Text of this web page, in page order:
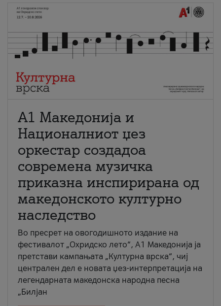
А1 Македонија и
Националниот џез
оркестар создадоа
современа музичка
приказна инспирирана од
македонското културно
наследство
Во пресрет на овогодишното издание на
фестивалот „Охридско лето“, А1 Македонија ја
претстави кампањата „Културна врска“, чиј
централен дел е новата џез-интерпретација на
легендарната македонска народна песна
„Билјан